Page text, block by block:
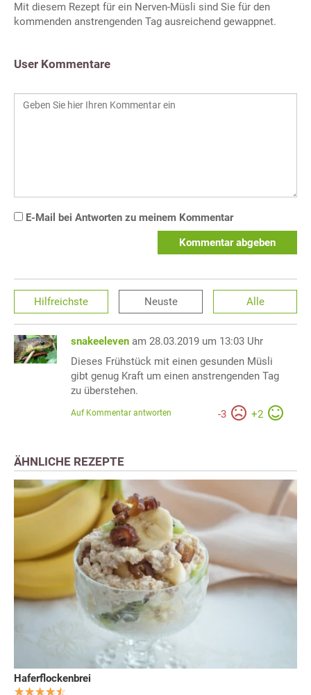
Mit diesem Rezept für ein Nerven-Müsli sind Sie für den
kommenden anstrengenden Tag ausreichend gewappnet.
User Kommentare
E-Mail bei Antworten zu meinem Kommentar
Kommentar abgeben
Hilfreichste Neuste Alle
snakeeleven am 28.03.2019 um 13:03 Uhr
Dieses Frühstück mit einen gesunden Müsli
gibt genug Kraft um einen anstrengenden Tag
zu überstehen.
-3 +2
Auf Kommentar antworten
ÄHNLICHE REZEPTE
Haferflockenbrei